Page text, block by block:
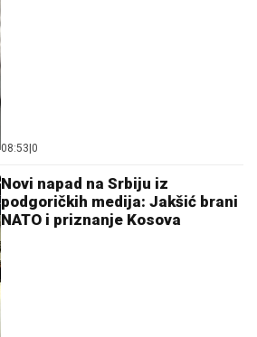
08:53 0
Novi napad na Srbiju iz
podgoričkih medija: Jakšić brani
NATO i priznanje Kosova